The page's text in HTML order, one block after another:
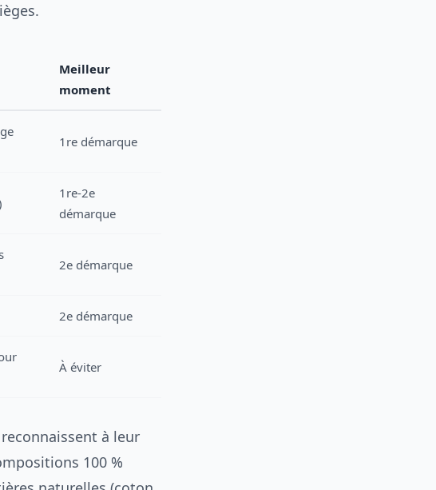
Meilleur
moment
1re démarque
1re-2e
démarque
2e démarque
2e démarque
À éviter
à leur
100 %